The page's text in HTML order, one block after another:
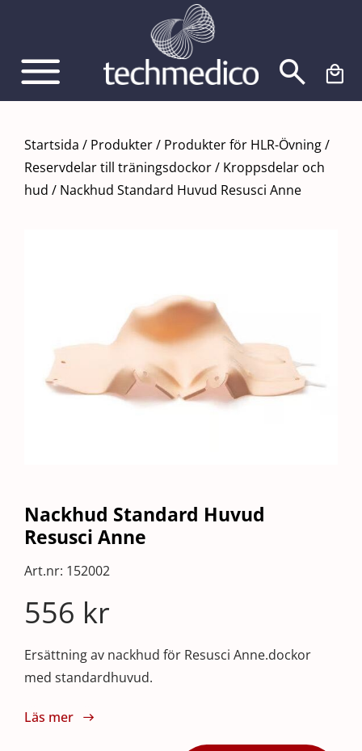
innehållet
Startsida / Produkter/ Produkter för HLR-Övning/
Reservdelar till träningsdockor/ Kroppsdelar och
hud / Nackhud Standard Huvud Resusci Anne
Nackhud Standard Huvud
Resusci Anne
Art.nr: 152002
556 kr
Ersättning av nackhud för Resusci Anne.dockor
med standardhuvud.
Läs mer